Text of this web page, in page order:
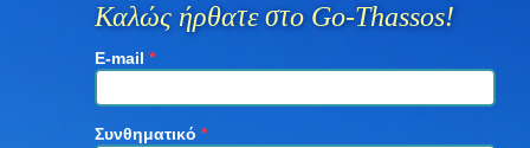
Καλώς ήρθατε στο Go-Thassos!
E-mail *
Συνθηματικό *